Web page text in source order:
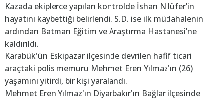
Kazada ekiplerce yapılan kontrolde İshan Nilüfer’in
hayatını kaybettiği belirlendi. S.D. ise ilk müdahalenin
ardından Batman Eğitim ve Araştırma Hastanesi’ne
kaldırıldı.
Karabük'ün Eskipazar ilçesinde devrilen hafif ticari
araçtaki polis memuru Mehmet Eren Yılmaz'ın (26)
yaşamını yitirdi, bir kişi yaralandı.
Mehmet Eren Yılmaz'ın Diyarbakır'ın Bağlar ilçesinde